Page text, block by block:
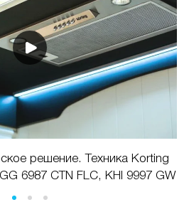
решение. Техника Korting
6987 CTN FLC, KHI 9997 GW